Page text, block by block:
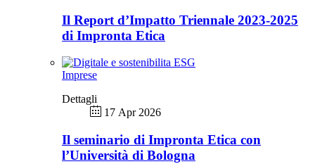
Il Report d’Impatto Triennale 2023-2025
di Impronta Etica
Imprese
Dettagli
17 Apr 2026
Il seminario di Impronta Etica con
l’Università di Bologna